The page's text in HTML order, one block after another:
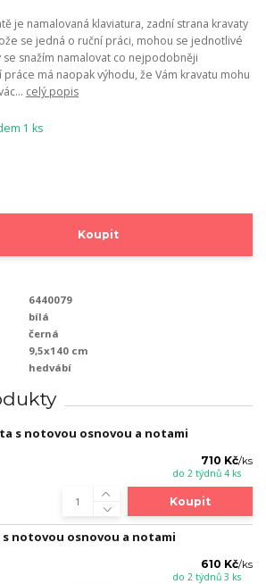
je namalovaná klaviatura, zadní strana kravaty
se jedná o ruční práci, mohou se jednotlivé
se snažím namalovat co nejpodobněji
má naopak výhodu, že Vám kravatu mohu
celý popis
1 ks
Koupit
6440079
bílá
černá
9,5x140 cm
hedvábí
s notovou osnovou a notami
710 Kč/ks
do 2 týdnů 4 ks
Koupit
s notovou osnovou a notami
610 Kč/ks
do 2 týdnů 3 ks